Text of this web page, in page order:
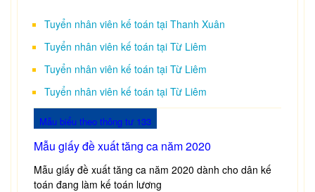
Tuyển nhân viên kế toán tại Thanh Xuân
Tuyển nhân viên kế toán tại Từ Liêm
Tuyển nhân viên kế toán tại Từ Liêm
Tuyển nhân viên kế toán tại Từ Liêm
Mẫu biểu theo thông tư 133
Mẫu giấy đề xuất tăng ca năm 2020
Mẫu giấy đề xuất tăng ca năm 2020 dành cho dân kế
toán đang làm kế toán lương